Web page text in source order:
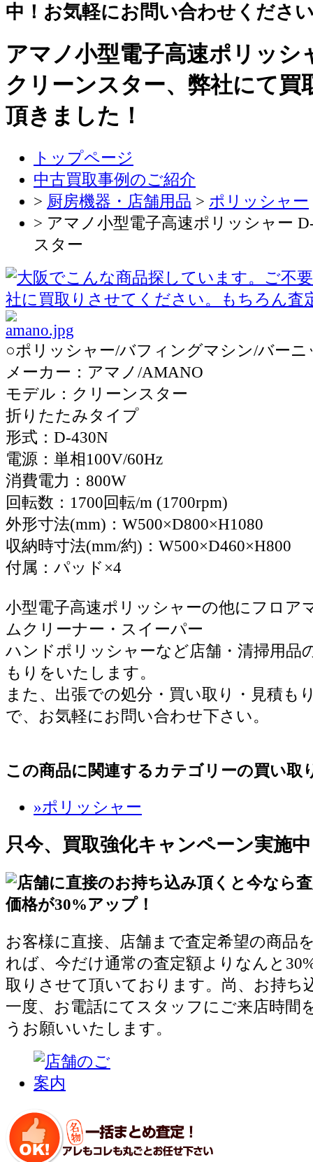
中！お気軽にお問い合わせくださ
アマノ小型電子高速ポリッシ
クリーンスター、弊社にて買
頂きました！
トップページ
中古買取事例のご紹介
> 厨房機器・店舗用品 > ポリッシャー
> アマノ小型電子高速ポリッシャー
スター
○ポリッシャー/バフィングマシン/バーニ
メーカー：アマノ/AMANO
モデル：クリーンスター
折りたたみタイプ
形式：D-430N
電源：単相100V/60Hz
消費電力：800W
回転数：1700回転/m (1700rpm)
外形寸法(mm)：W500×D800×H1080
収納時寸法(mm/約)：W500×D460×H800
付属：パッド×4
小型電子高速ポリッシャーの他にフロア
ムクリーナー・スイーパー
ハンドポリッシャーなど店舗・清掃用品
もりをいたします。
また、出張での処分・買い取り・見積も
で、お気軽にお問い合わせ下さい。
この商品に関連するカテゴリーの買い取
»ポリッシャー
只今、買取強化キャンペーン実施
お客様に直接、店舗まで査定希望の商品
れば、今だけ通常の査定額よりなんと
取りさせて頂いております。尚、お持ち
一度、お電話にてスタッフにご来店時間
うお願いいたします。